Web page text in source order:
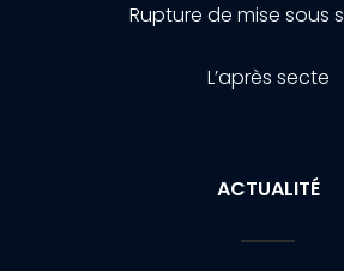
Rupture de mise sous
L’après secte
ACTUALITÉ